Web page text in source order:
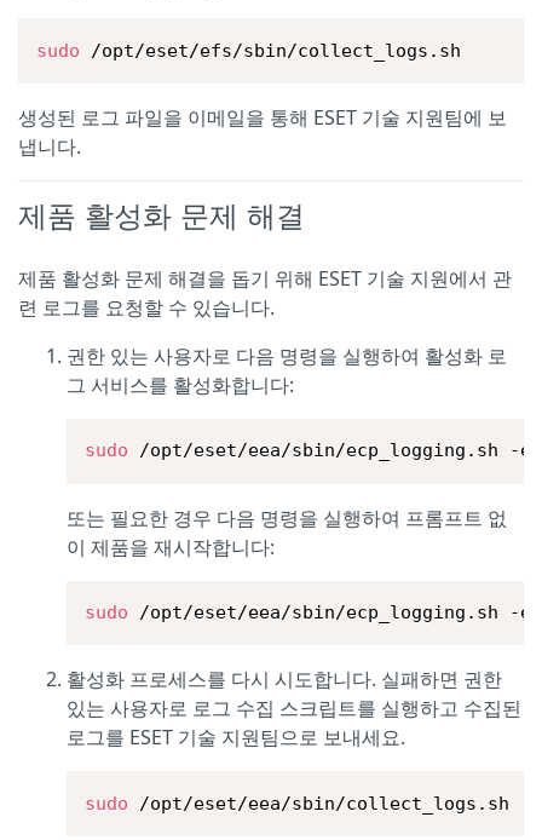
sudo /opt/eset/efs/sbin/collect_logs.sh
생성된 로그 파일을 이메일을 통해 ESET 기술 지원팀에 보
냅니다.
제품 활성화 문제 해결
제품 활성화 문제 해결을 돕기 위해 ESET 기술 지원에서 관
련 로그를 요청할 수 있습니다.
권한 있는 사용자로 다음 명령을 실행하여 활성화 로
그 서비스를 활성화합니다:
sudo /opt/eset/eea/sbin/ecp_logging.sh -e
또는 필요한 경우 다음 명령을 실행하여 프롬프트 없
이 제품을 재시작합니다:
sudo /opt/eset/eea/sbin/ecp_logging.sh -
활성화 프로세스를 다시 시도합니다. 실패하면 권한
있는 사용자로 로그 수집 스크립트를 실행하고 수집된
로그를 ESET 기술 지원팀으로 보내세요.
sudo /opt/eset/eea/sbin/collect_logs.sh